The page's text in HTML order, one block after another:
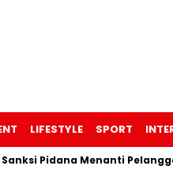
LIFESTYLE SPORT
Pidana Menanti Pelanggar